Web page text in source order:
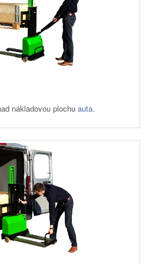
nákladovou plochu auta.